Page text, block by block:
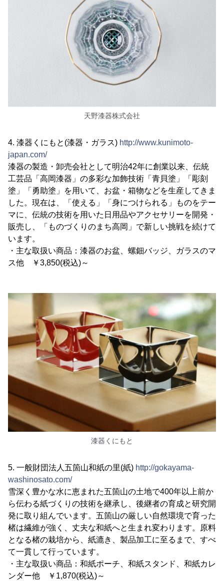
天野漆器株式会社
4. 漆器くにもと(漆器・ガラス) http://www.kunimoto-
japan.com/
漆器の製造・卸売会社として明治42年に創業以来、伝統
工芸品「高岡漆器」の多彩な加飾技術「青貝塗」「彫刻
塗」「勇助塗」を用いて、お盆・箱物などを生産してきま
した。現在は、「使える」「身につけられる」ものをテー
マに、伝統の技術を用いた日用品やアクセサリーを開発・
販売し、「ものづくりのまち高岡」で新しい挑戦を続けて
います。
・主な取扱い商品：漆器のお盆、螺鈿バッジ、ガラスのマ
ス他 ￥3,850(税込)～
漆器くにもと
5. 一般財団法人五箇山和紙の里(紙) http://gokayama-
washinosato.com/
雪深く豊かな水に恵まれた五箇山の土地で400年以上前か
ら伝わる紙づくりの技術を継承し、後継者の育成と研究開
発に取り組んでいます。五箇山の厳しい自然環境で育った
楮は繊維が強く、丈夫な和紙へと生まれ変わります。原料
となる楮の栽培から、紙漉き、製品加工に至るまで、すべ
て一貫して行っています。
・主な取扱い商品：和紙ポーチ、和紙スタンド、和紙カレ
ンダー他 ￥1,870(税込)～